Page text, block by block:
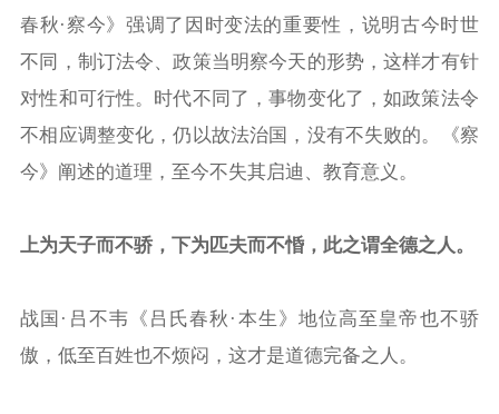
春秋·察今》强调了因时变法的重要性，说明古今时世
不同，制订法令、政策当明察今天的形势，这样才有针
对性和可行性。时代不同了，事物变化了，如政策法令
不相应调整变化，仍以故法治国，没有不失败的。《察
今》阐述的道理，至今不失其启迪、教育意义。
上为天子而不骄，下为匹夫而不惛，此之谓全德之人。
战国·吕不韦《吕氏春秋·本生》地位高至皇帝也不骄
傲，低至百姓也不烦闷，这才是道德完备之人。